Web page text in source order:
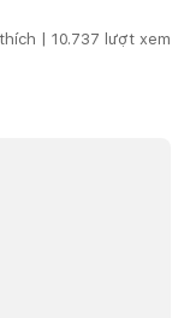
| 10.737 lượt xem